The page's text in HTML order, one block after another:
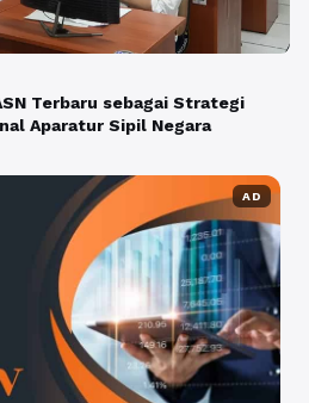
Terbaru sebagai Strategi
Aparatur Sipil Negara
AD